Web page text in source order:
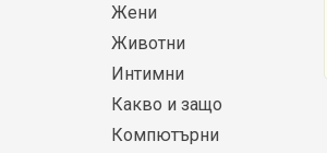
Жени
Животни
Интимни
Какво и защо
Компютърни